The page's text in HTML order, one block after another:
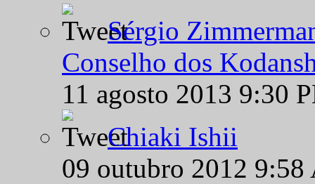
Sérgio
Conselho dos
11 agosto 2013 9:30
Chiaki Ishii
09 outubro 2012